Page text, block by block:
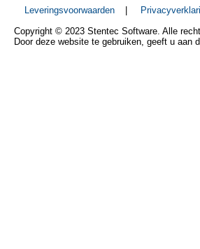
Leveringsvoorwaarden
Copyright © 2023 Stentec Software. Alle
Door deze website te gebruiken, geeft u aan